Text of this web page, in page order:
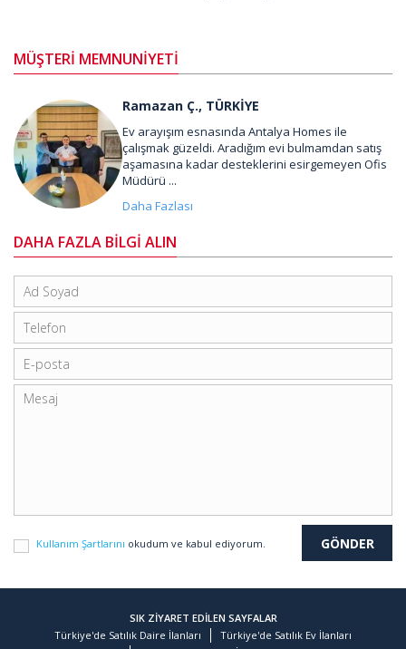
MÜŞTERİ MEMNUNİYETİ
Ramazan Ç., TÜRKİYE
Ev arayışım esnasında Antalya Homes ile
çalışmak güzeldi. Aradığım evi bulmamdan satış
aşamasına kadar desteklerini esirgemeyen Ofis
Müdürü ...
Daha Fazlası
DAHA FAZLA BİLGİ ALIN
Kullanım Şartlarını okudum ve kabul ediyorum.
SIK ZİYARET EDİLEN SAYFALAR
Türkiye'de Satılık Daire İlanları
Türkiye'de Satılık Ev İlanları